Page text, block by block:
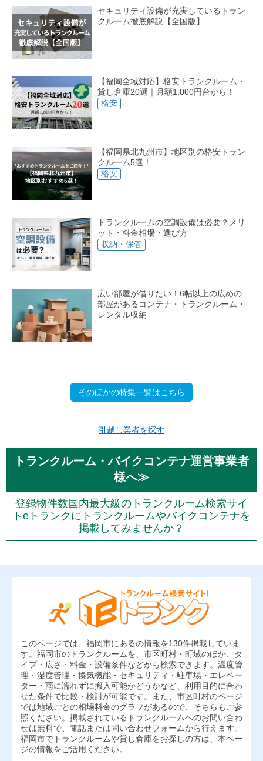
セキュリティ設備が充実しているトラン
クルーム徹底解説【全国版】
【福岡全域対応】格安トランクルーム・
貸し倉庫20選｜月額1,000円台から！
格安
【福岡県北九州市】地区別の格安トラン
クルーム5選！
格安
トランクルームの空調設備は必要？メリ
ット・料金相場・選び方
収納・保管
広い部屋が借りたい！6帖以上の広めの
部屋があるコンテナ・トランクルーム・
レンタル収納
そのほかの特集一覧はこちら
引越し業者を探す
トランクルーム・バイクコンテナ運営事業者
様へ≫
登録物件数国内最大級のトランクルーム検索サイ
トeトランクにトランクルームやバイクコンテナを
掲載してみませんか？
このページでは、福岡市にあるの情報を130件掲載していま
す。福岡市のトランクルームを、市区町村・町域のほか、タ
イプ・広さ・料金・設備条件などから検索できます。温度管
理・湿度管理・換気機能・セキュリティ・駐車場・エレベー
ター・雨に濡れずに搬入可能かどうかなど、利用目的に合わ
せた条件で比較・検討が可能です。また、市区町村のページ
では地域ごとの相場料金のグラフがあるので、そちらもご参
照ください。掲載されているトランクルームへのお問い合わ
せは無料で、電話または問い合わせフォームから行えます。
福岡市でトランクルームや貸し倉庫をお探しの方は、本ペー
ジの情報をご活用ください。